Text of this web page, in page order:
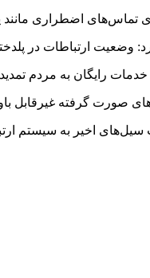
تماس‌های اضطراری مانند
در پلدختر عادی شده و
رایگان به مردم
صورت گرفته غیرقابل
حدود ۱,۵۰۰ میلیارد تومان و به پلدختر حدود ۳۰۰